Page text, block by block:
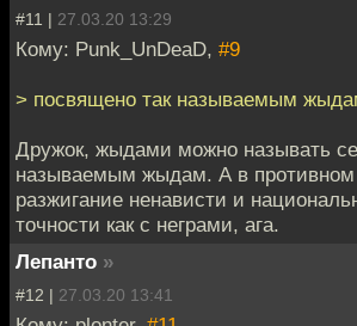
#11 | 27.03.20 13:29
Кому: Punk_UnDeaD, #9
> посвящено так называемым
Дружок, жыдами можно называть
называемым жыдам. А в противном
разжигание ненависти и
точности как с неграми, ага.
Лепанто »
#12 | 27.03.20 13:41